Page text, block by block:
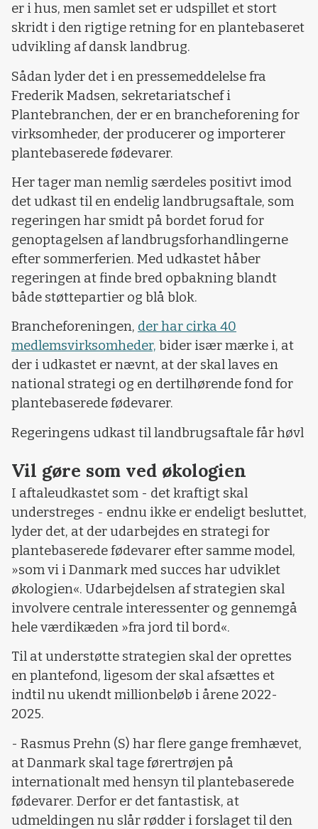
er i hus, men samlet set er udspillet et stort
skridt i den rigtige retning for en plantebaseret
udvikling af dansk landbrug.
Sådan lyder det i en pressemeddelelse fra
Frederik Madsen, sekretariatschef i
Plantebranchen, der er en brancheforening for
virksomheder, der producerer og importerer
plantebaserede fødevarer.
Her tager man nemlig særdeles positivt imod
det udkast til en endelig landbrugsaftale, som
regeringen har smidt på bordet forud for
genoptagelsen af landbrugsforhandlingerne
efter sommerferien. Med udkastet håber
regeringen at finde bred opbakning blandt
både støttepartier og blå blok.
Brancheforeningen, der har cirka 40
medlemsvirksomheder, bider især mærke i, at
der i udkastet er nævnt, at der skal laves en
national strategi og en dertilhørende fond for
plantebaserede fødevarer.
Regeringens udkast til landbrugsaftale får høvl
Vil gøre som ved økologien
I aftaleudkastet som - det kraftigt skal
understreges - endnu ikke er endeligt besluttet,
lyder det, at der udarbejdes en strategi for
plantebaserede fødevarer efter samme model,
»som vi i Danmark med succes har udviklet
økologien«. Udarbejdelsen af strategien skal
involvere centrale interessenter og gennemgå
hele værdikæden »fra jord til bord«.
Til at understøtte strategien skal der oprettes
en plantefond, ligesom der skal afsættes et
indtil nu ukendt millionbeløb i årene 2022-
2025.
- Rasmus Prehn (S) har flere gange fremhævet,
at Danmark skal tage førertrøjen på
internationalt med hensyn til plantebaserede
fødevarer. Derfor er det fantastisk, at
udmeldingen nu slår rødder i forslaget til den